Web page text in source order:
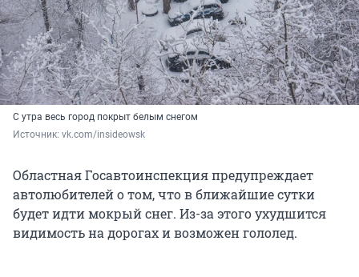
С утра весь город покрыт белым снегом
Источник: vk.com/insideowsk
Областная Госавтоинспекция предупреждает
автолюбителей о том, что в ближайшие сутки
будет идти мокрый снег. Из-за этого ухудшится
видимость на дорогах и возможен гололед.